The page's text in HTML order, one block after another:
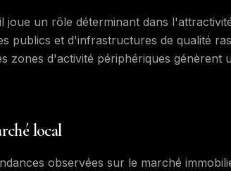
joue un rôle déterminant dans
publics et d'infrastructures de qualité
zones d'activité périphériques génèrent
local
observées sur le marché